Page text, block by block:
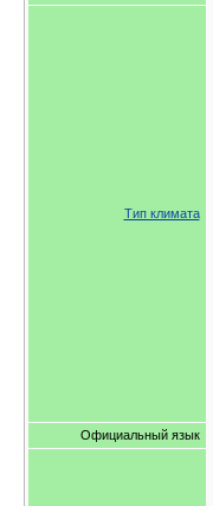
Тип климата
Официальный язык